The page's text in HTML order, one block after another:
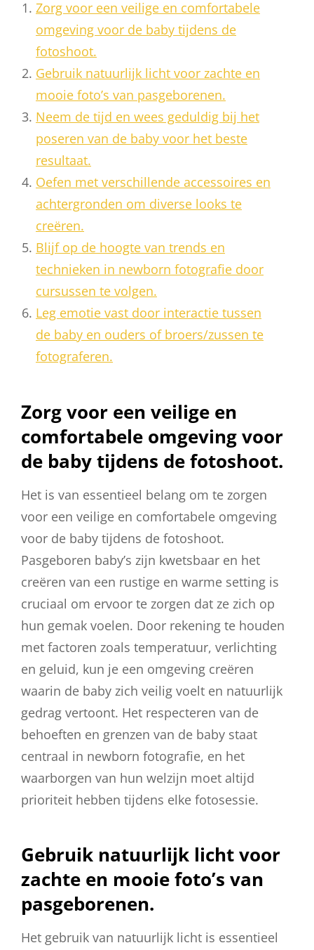
Zorg voor een veilige en comfortabele
omgeving voor de baby tijdens de
fotoshoot.
Gebruik natuurlijk licht voor zachte en
mooie foto’s van pasgeborenen.
Neem de tijd en wees geduldig bij het
poseren van de baby voor het beste
resultaat.
Oefen met verschillende accessoires en
achtergronden om diverse looks te
creëren.
Blijf op de hoogte van trends en
technieken in newborn fotografie door
cursussen te volgen.
Leg emotie vast door interactie tussen
de baby en ouders of broers/zussen te
fotograferen.
Zorg voor een veilige en
comfortabele omgeving voor
de baby tijdens de fotoshoot.
Het is van essentieel belang om te zorgen
voor een veilige en comfortabele omgeving
voor de baby tijdens de fotoshoot.
Pasgeboren baby’s zijn kwetsbaar en het
creëren van een rustige en warme setting is
cruciaal om ervoor te zorgen dat ze zich op
hun gemak voelen. Door rekening te houden
met factoren zoals temperatuur, verlichting
en geluid, kun je een omgeving creëren
waarin de baby zich veilig voelt en natuurlijk
gedrag vertoont. Het respecteren van de
behoeften en grenzen van de baby staat
centraal in newborn fotografie, en het
waarborgen van hun welzijn moet altijd
prioriteit hebben tijdens elke fotosessie.
Gebruik natuurlijk licht voor
zachte en mooie foto’s van
pasgeborenen.
Het gebruik van natuurlijk licht is essentieel